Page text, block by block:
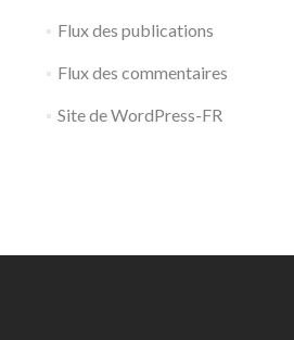
Flux des publications
Flux des commentaires
Site de WordPress-FR